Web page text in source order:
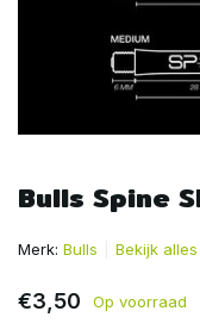
Bulls Spine
Merk: Bulls Bekijk
€3,50 Op voorraad